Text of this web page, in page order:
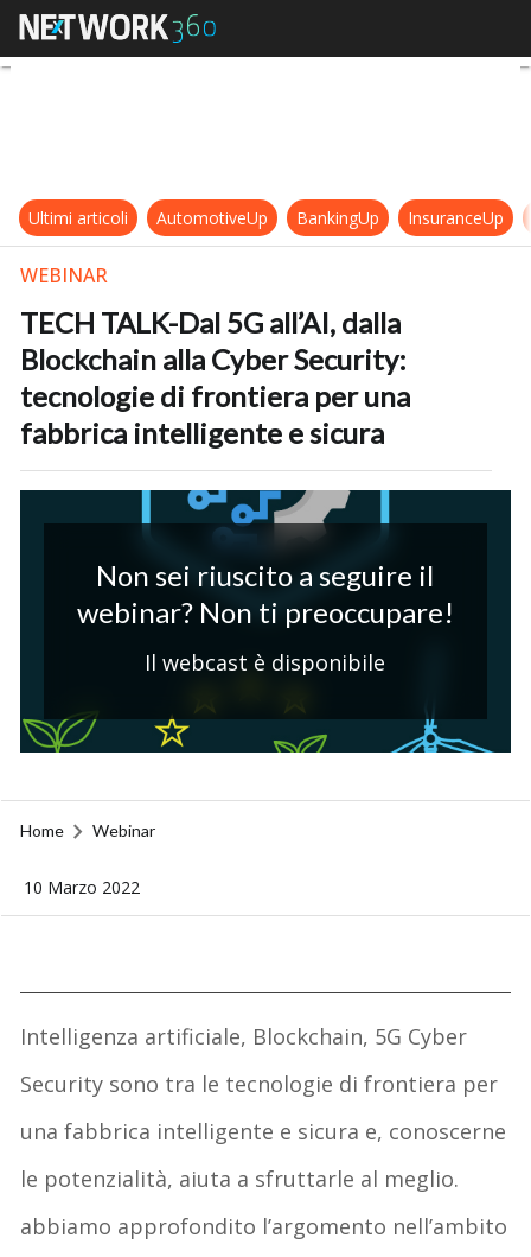
TECH TALK-Dal 5G all’AI, dalla
Ultimi articoli AutomotiveUp BankingUp InsuranceUp
WEBINAR
TECH TALK-Dal 5G all’AI, dalla
Blockchain alla Cyber Security:
tecnologie di frontiera per una
fabbrica intelligente e sicura
Non sei riuscito a seguire il
webinar? Non ti preoccupare!
Il webcast è disponibile
Home Webinar
10 Marzo 2022
Intelligenza artificiale, Blockchain, 5G Cyber
Security sono tra le tecnologie di frontiera per
una fabbrica intelligente e sicura e, conoscerne
le potenzialità, aiuta a sfruttarle al meglio.
abbiamo approfondito l’argomento nell’ambito